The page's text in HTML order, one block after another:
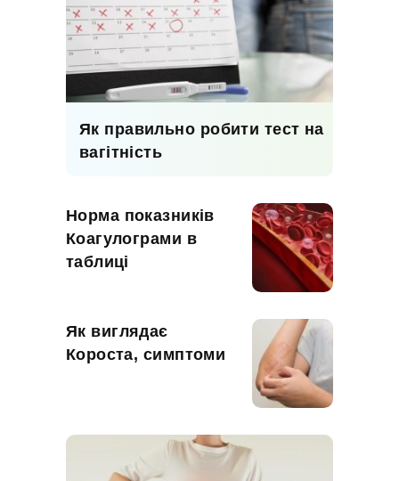
Як правильно робити тест на
вагітність
Норма показників
Коагулограми в
таблиці
Як виглядає
Короста, симптоми